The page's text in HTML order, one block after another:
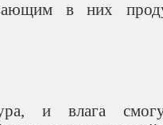
в них
и влага